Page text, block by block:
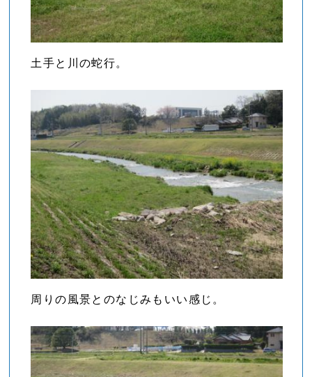
土手と川の蛇行。
周りの風景とのなじみもいい感じ。